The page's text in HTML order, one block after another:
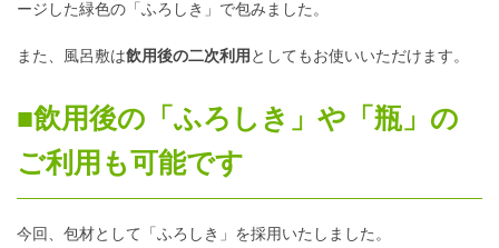
ージした緑色の「ふろしき」で包みました。
また、風呂敷は飲用後の二次利用 としてもお使いいただけます。
■飲用後の「ふろしき」や「瓶」の
ご利用も可能です
今回、包材として「ふろしき」を採用いたしました。